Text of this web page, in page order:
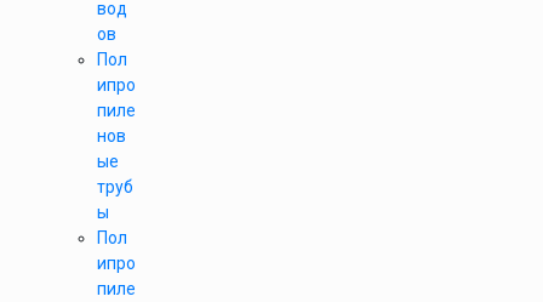
вод
ов
Пол
ипро
пиле
нов
ые
труб
ы
Пол
ипро
пиле